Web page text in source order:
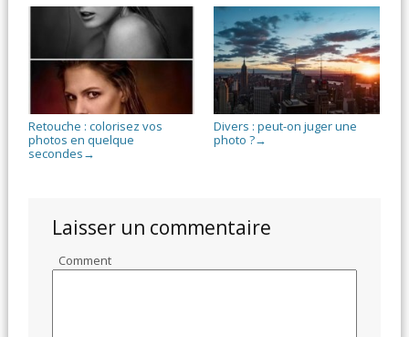
Retouche : colorisez vos
photos en quelque
secondes →
Divers : peut-on juger une
photo ?→
Laisser un commentaire
Comment